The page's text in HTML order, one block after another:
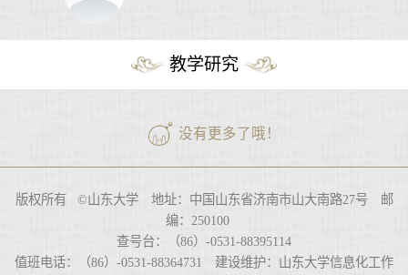
教学研究
没有更多了哦！
版权所有 ©山东大学 地址：中国山东省济南市山大南路27号 邮
编：250100
查号台：（86）-0531-88395114
值班电话：（86）-0531-88364731 建设维护：山东大学信息化工作